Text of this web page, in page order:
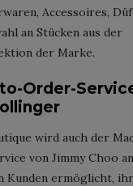
Accessoires,
an Stücken aus der
der Marke.
Order-
wird auch der
von Jimmy Choo
Kunden ermöglicht,